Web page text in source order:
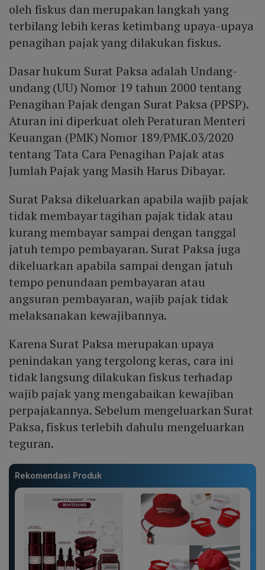
oleh fiskus dan merupakan langkah yang
terbilang lebih keras ketimbang upaya-upaya
penagihan pajak yang dilakukan fiskus.
Dasar hukum Surat Paksa adalah Undang-
undang (UU) Nomor 19 tahun 2000 tentang
Penagihan Pajak dengan Surat Paksa (PPSP).
Aturan ini diperkuat oleh Peraturan Menteri
Keuangan (PMK) Nomor 189/PMK.03/2020
tentang Tata Cara Penagihan Pajak atas
Jumlah Pajak yang Masih Harus Dibayar.
Surat Paksa dikeluarkan apabila wajib pajak
tidak membayar tagihan pajak tidak atau
kurang membayar sampai dengan tanggal
jatuh tempo pembayaran. Surat Paksa juga
dikeluarkan apabila sampai dengan jatuh
tempo penundaan pembayaran atau
angsuran pembayaran, wajib pajak tidak
melaksanakan kewajibannya.
Karena Surat Paksa merupakan upaya
penindakan yang tergolong keras, cara ini
tidak langsung dilakukan fiskus terhadap
wajib pajak yang mengabaikan kewajiban
perpajakannya. Sebelum mengeluarkan Surat
Paksa, fiskus terlebih dahulu mengeluarkan
teguran.
Rekomendasi Produk